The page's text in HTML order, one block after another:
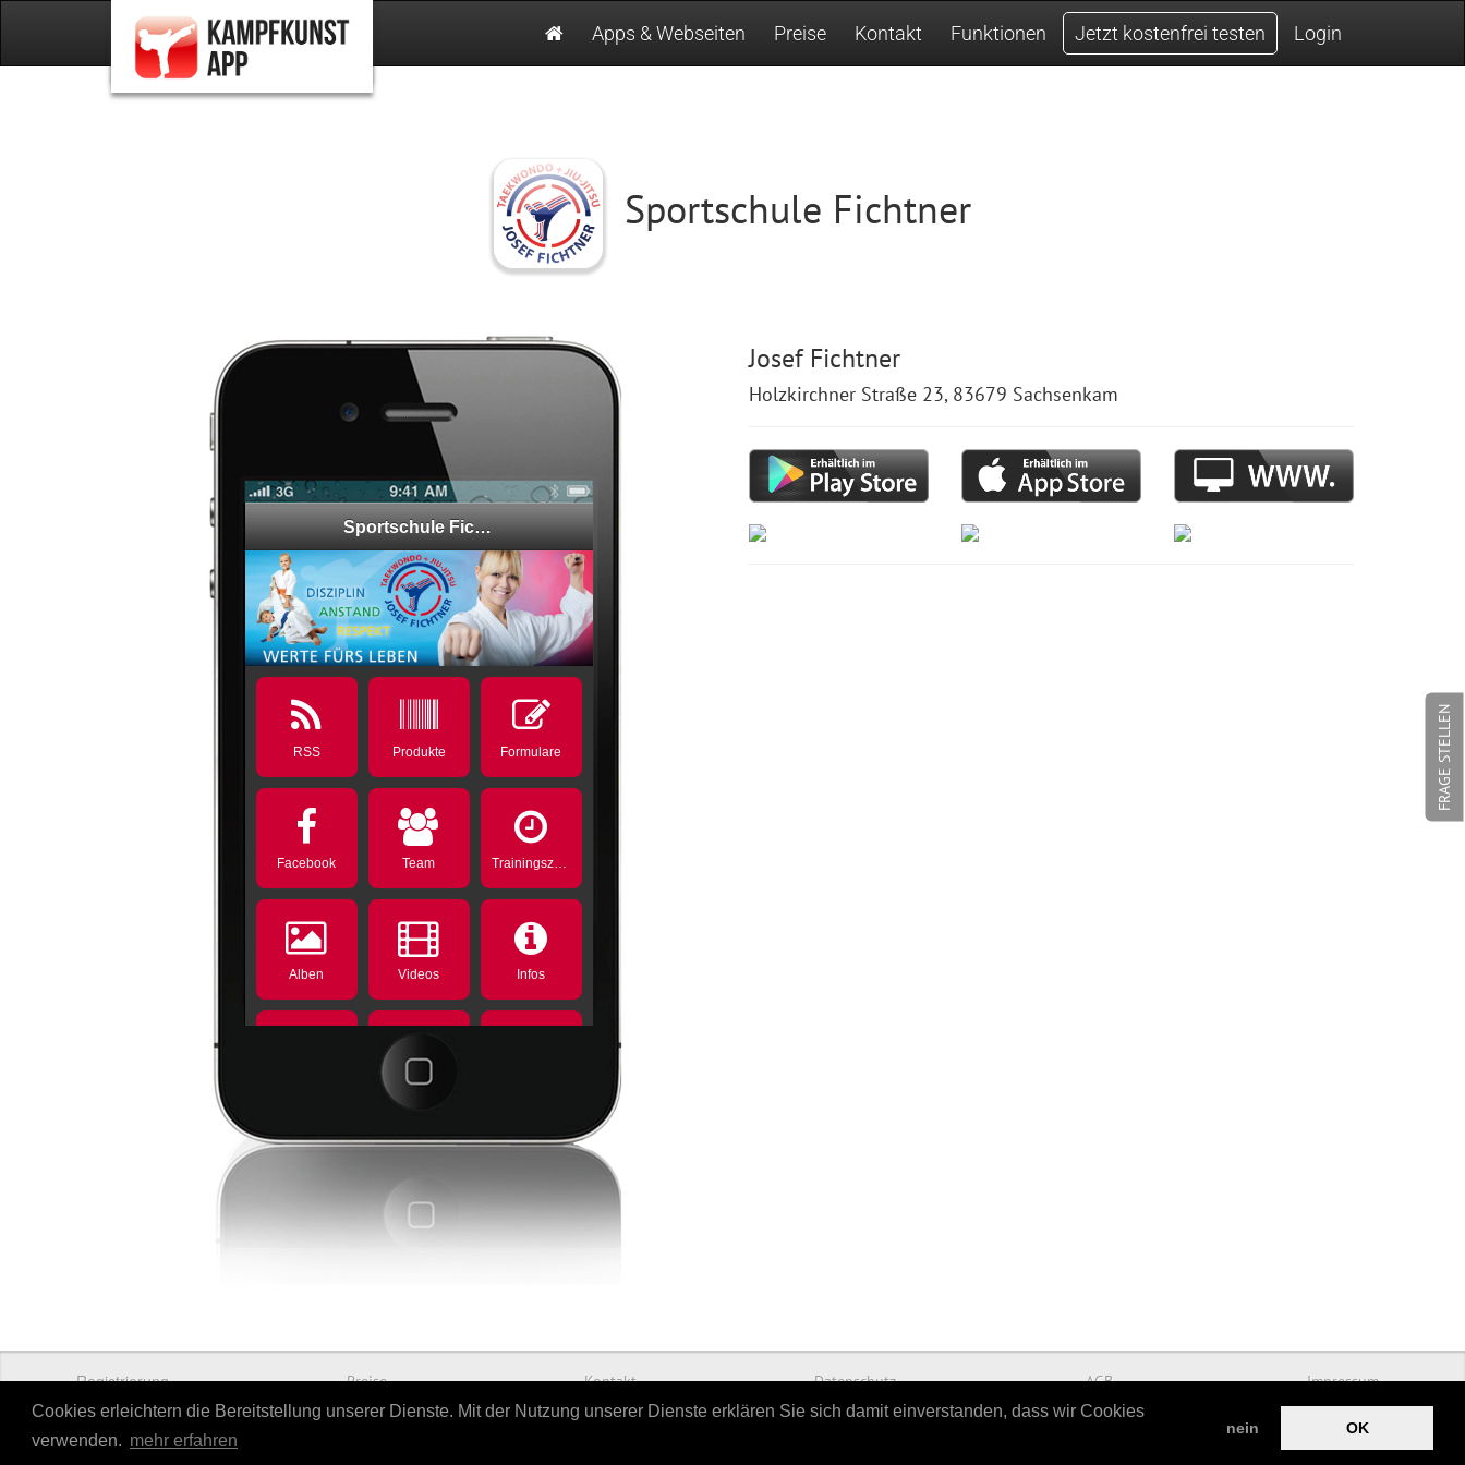
Cookies erleichtern die Bereitstellung unserer Dienste. Mit der Nutzung unserer Dienste erklären Sie sich damit einverstanden, dass wir Cookies
verwenden. mehr erfahren
nein OK
Apps & Webseiten Preise Kontakt Funktionen Jetzt kostenfrei testen Login
Sportschule Fichtner
Josef Fichtner
Holzkirchner Straße 23, 83679 Sachsenkam
Registrierung Preise Kontakt Datenschutz AGB Impressum
FRAGE STELLEN